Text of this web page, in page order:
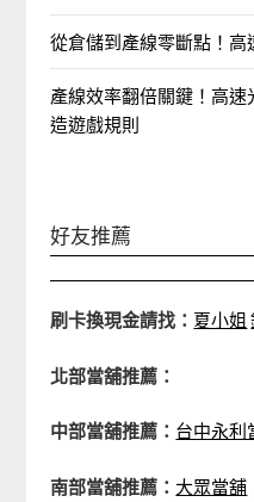
從倉儲到產線零斷點！
產線效率翻倍關鍵！高
造遊戲規則
好友推薦
刷卡換現金請找： 夏小姐
北部當舖推薦：
中部當舖推薦： 台中永利
南部當舖推薦： 大眾當舖